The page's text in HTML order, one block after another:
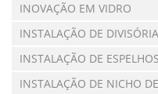
INOVAÇÃO EM VIDRO
INSTALAÇÃO DE
INSTALAÇÃO DE
INSTALAÇÃO DE NICHO